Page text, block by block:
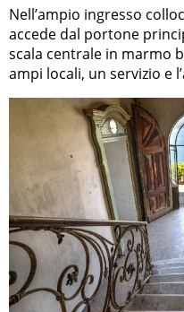
Nell’ampio ingresso
accede dal portone
scala centrale in marmo
ampi locali, un servizio e